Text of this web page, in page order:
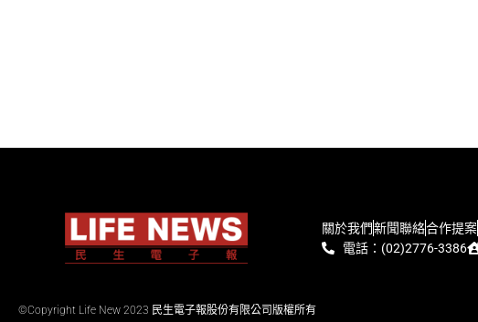
關於我們新聞聯絡合作提案
電話：(02)2776-3386
©Copyright Life New 2023 民生電子報股份有限公司版權所有